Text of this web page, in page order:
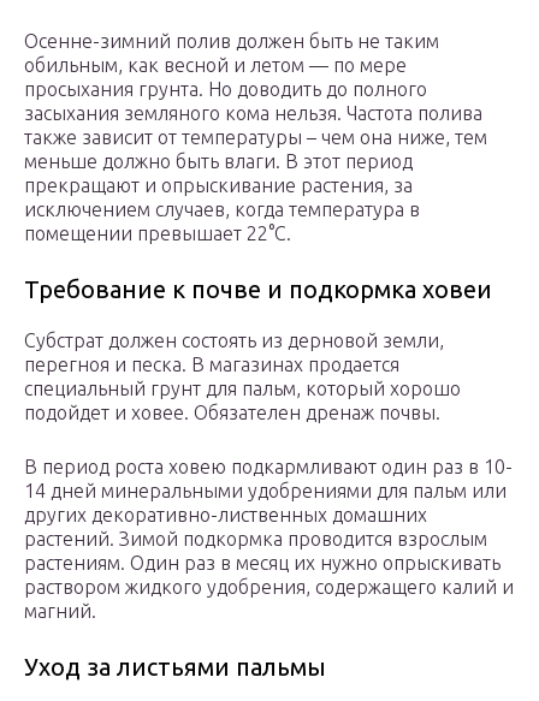
Осенне-зимний полив должен быть не таким
обильным, как весной и летом — по мере
просыхания грунта. Но доводить до полного
засыхания земляного кома нельзя. Частота полива
также зависит от температуры – чем она ниже, тем
меньше должно быть влаги. В этот период
прекращают и опрыскивание растения, за
исключением случаев, когда температура в
помещении превышает 22°С.
Требование к почве и подкормка ховеи
Субстрат должен состоять из дерновой земли,
перегноя и песка. В магазинах продается
специальный грунт для пальм, который хорошо
подойдет и ховее. Обязателен дренаж почвы.
В период роста ховею подкармливают один раз в 10-
14 дней минеральными удобрениями для пальм или
других декоративно-лиственных домашних
растений. Зимой подкормка проводится взрослым
растениям. Один раз в месяц их нужно опрыскивать
раствором жидкого удобрения, содержащего калий и
магний.
Уход за листьями пальмы